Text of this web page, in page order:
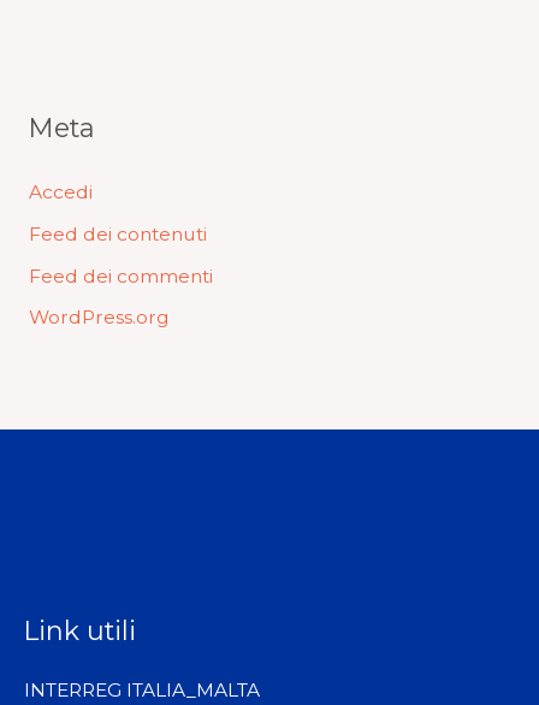
Meta
Accedi
Feed dei contenuti
Feed dei commenti
WordPress.org
Link utili
INTERREG ITALIA_MALTA